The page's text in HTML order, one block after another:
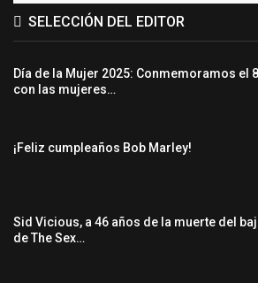
SELECCIÓN DEL EDITOR
Día de la Mujer 2025: Conmemoramos el
con las mujeres…
¡Feliz cumpleaños Bob Marley!
Sid Vicious, a 46 años de la muerte del
de The Sex…